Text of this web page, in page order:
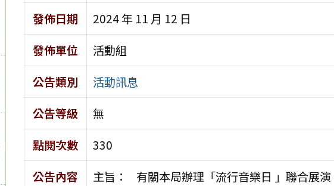
發佈日期
2024 年 11 月 12 日
發佈單位
活動組
公告類別
活動訊息
公告等級
無
點閱次數
330
公告內容
主旨： 有關本局辦理「流行音樂日 」聯合展